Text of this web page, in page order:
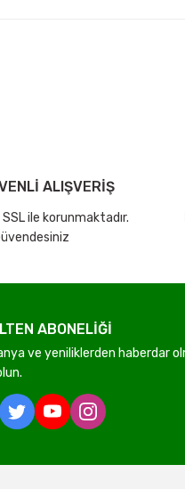
ALIŞVERİŞ
ile korunmaktadır.
ABONELİĞİ
ve yeniliklerden haberdar